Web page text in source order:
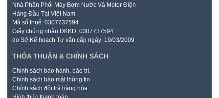
Nhà Phân Phối Máy Bơm Nước Và Motor Điện
Hàng Đầu Tại Việt Nam
Mã số thuế: 0307737594
Giấy chứng nhận ĐKKD: 0307737594
do Sở Kế hoạch Tư vấn cấp ngày: 19/03/2009
THỎA THUẬN & CHÍNH SÁCH
Chính sách bảo hành, bảo trì.
Chính sách bảo mật thông tin
Chính sách đổi trả hàng hóa